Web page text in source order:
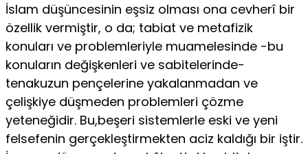
İslam düşüncesinin eşsiz olması ona cevherî bir
özellik vermiştir, o da; tabiat ve metafizik
konuları ve problemleriyle muamelesinde -bu
konuların değişkenleri ve sabitelerinde-
tenakuzun pençelerine yakalanmadan ve
çelişkiye düşmeden problemleri çözme
yeteneğidir. Bu,beşeri sistemlerle eski ve yeni
felsefenin gerçekleştirmekten aciz kaldığı bir iştir.